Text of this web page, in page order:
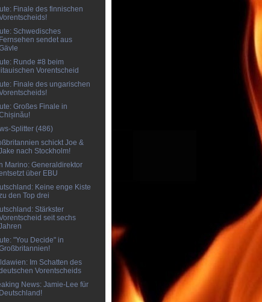
Finale des finnischen
Schwedisches
Fernsehen sendet aus
Runde #8 beim
litauischen Vorentscheid
Finale des ungarischen
Großes Finale in
Splitter (486)
schickt Joe &
nach Stockholm!
Marino: Generaldirektor
über EBU
Keine enge Kiste
den Top drei
Stärkster
seit sechs
"You Decide" in
Im Schatten des
Vorentscheids
News: Jamie-Lee für
Deutschland!